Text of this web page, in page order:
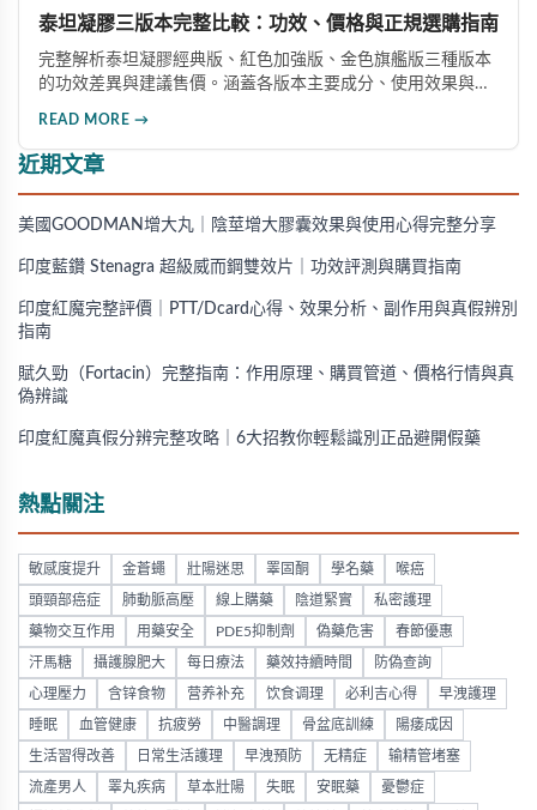
泰坦凝膠三版本完整比較：功效、價格與正規選購指南
完整解析泰坦凝膠經典版、紅色加強版、金色旗艦版三種版本
的功效差異與建議售價。涵蓋各版本主要成分、使用效果與適
READ MORE →
近期文章
美國GOODMAN增大丸｜陰莖增大膠囊效果與使用心得完整分享
印度藍鑽 Stenagra 超級威而鋼雙效片｜功效評測與購買指南
印度紅魔完整評價｜PTT/Dcard心得、效果分析、副作用與真假辨別
指南
賦久勁（Fortacin）完整指南：作用原理、購買管道、價格行情與真
偽辨識
印度紅魔真假分辨完整攻略｜6大招教你輕鬆識別正品避開假藥
熱點關注
敏感度提升 金蒼蠅 壯陽迷思 睪固酮 學名藥 喉癌
頭頸部癌症 肺動脈高壓 線上購藥 陰道緊實 私密護理
藥物交互作用 用藥安全 PDE5抑制劑 偽藥危害 春節優惠
汗馬糖 攝護腺肥大 每日療法 藥效持續時間 防偽查詢
心理壓力 含锌食物 营养补充 饮食调理 必利吉心得 早洩護理
睡眠 血管健康 抗疲勞 中醫調理 骨盆底訓練 陽痿成因
生活習得改善 日常生活護理 早洩預防 无精症 输精管堵塞
流產男人 睪丸疾病 草本壯陽 失眠 安眠藥 憂鬱症